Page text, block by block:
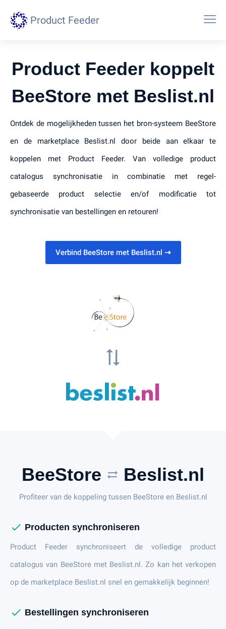
Product Feeder
Product Feeder koppelt
BeeStore met Beslist.nl
Ontdek de mogelijkheden tussen het bron-systeem BeeStore
en de marketplace Beslist.nl door beide aan elkaar te
koppelen met Product Feeder. Van volledige product
catalogus synchronisatie in combinatie met regel-
gebaseerde product selectie en/of modificatie tot
synchronisatie van bestellingen en retouren!
Verbind BeeStore met Beslist.nl ⇢
sync_alt
BeeStore sync_alt Beslist.nl
Profiteer van de koppeling tussen BeeStore en Beslist.nl
check Producten synchroniseren
Product Feeder synchroniseert de volledige product
catalogus van BeeStore met Beslist.nl. Zo kan het verkopen
op de marketplace Beslist.nl snel en gemakkelijk beginnen!
check Bestellingen synchroniseren